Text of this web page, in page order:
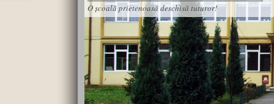
O școală prietenoasă deschisă tuturor!